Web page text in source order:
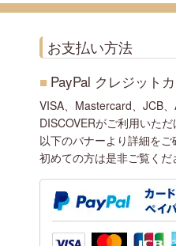
お支払い方法
■ PayPal クレジット
VISA、Mastercard、JCB、
DISCOVERがご利用いただ
以下のバナーより詳細を
初めての方は是非ご覧くだ